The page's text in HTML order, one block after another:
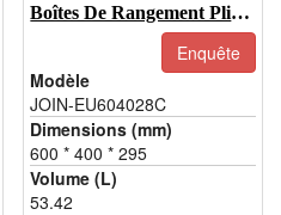
Boîtes De Rangement Pliables En Plastique - JOIN-EU604028C
Enquête
Modèle
JOIN-EU604028C
Dimensions (mm)
600 * 400 * 295
Volume (L)
53.42